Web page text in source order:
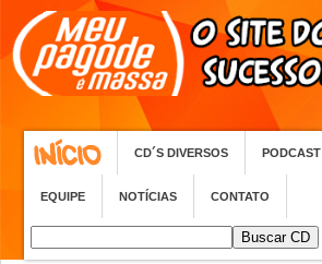
CD´S DIVERSOS PODCAST
EQUIPE NOTÍCIAS CONTATO